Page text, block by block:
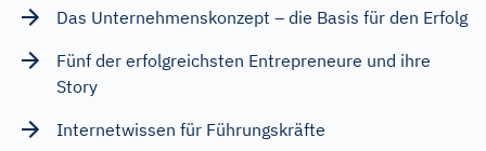
Das Unternehmenskonzept – die Basis für den Erfolg
Fünf der erfolgreichsten Entrepreneure und ihre
Story
Internetwissen für Führungskräfte